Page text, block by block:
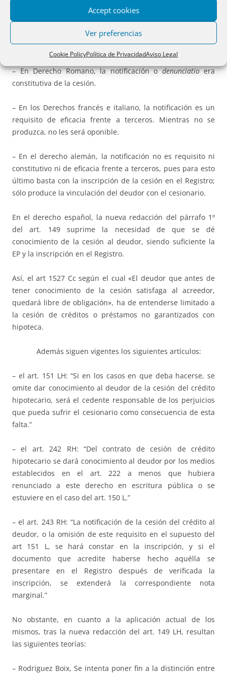
Accept cookies
Ver preferencias
Cookie PolicyPolítica de PrivacidadAviso Legal
EFECTOS FRENTE AL DEUDOR.
En relación con la notificación al deudor, según ROCA
caben los ss sistemas.
– En Derecho Romano, la notificación odenunciatioera
constitutiva de la cesión.
– En los Derechos francés e italiano, la notificación es un
requisito de eficacia frente a terceros. Mientras no se
produzca, no les será oponible.
– En el derecho alemán, la notificación no es requisito ni
constitutivo ni de eficacia frente a terceros, pues para esto
último basta con la inscripción de la cesión en el Registro;
sólo produce la vinculación del deudor con el cesionario.
En el derecho español, la nueva redacción del párrafo 1º
del art. 149 suprime la necesidad de que se dé
conocimiento de la cesión al deudor, siendo suficiente la
EP y la inscripción en el Registro.
Así, el art 1527 Cc según el cual «El deudor que antes de
tener conocimiento de la cesión satisfaga al acreedor,
quedará libre de obligación», ha de entenderse limitado a
la cesión de créditos o préstamos no garantizados con
hipoteca.
Además siguen vigentes los siguientes artículos:
– el art. 151 LH: “Si en los casos en que deba hacerse, se
omite dar conocimiento al deudor de la cesión del crédito
hipotecario, será el cedente responsable de los perjuicios
que pueda sufrir el cesionario como consecuencia de esta
falta.”
– el art. 242 RH: “Del contrato de cesión de crédito
hipotecario se dará conocimiento al deudor por los medios
establecidos en el art. 222 a menos que hubiera
renunciado a este derecho en escritura pública o se
estuviere en el caso del art. 150 L.”
– el art. 243 RH: “La notificación de la cesión del crédito al
deudor, o la omisión de este requisito en el supuesto del
art 151 L, se hará constar en la inscripción, y si el
documento que acredite haberse hecho aquélla se
presentare en el Registro después de verificada la
inscripción, se extenderá la correspondiente nota
marginal.”
No obstante, en cuanto a la aplicación actual de los
mismos, tras la nueva redacción del art. 149 LH, resultan
las siguientes teorías:
– Rodriguez Boix, Se intenta poner fin a la distinción entre